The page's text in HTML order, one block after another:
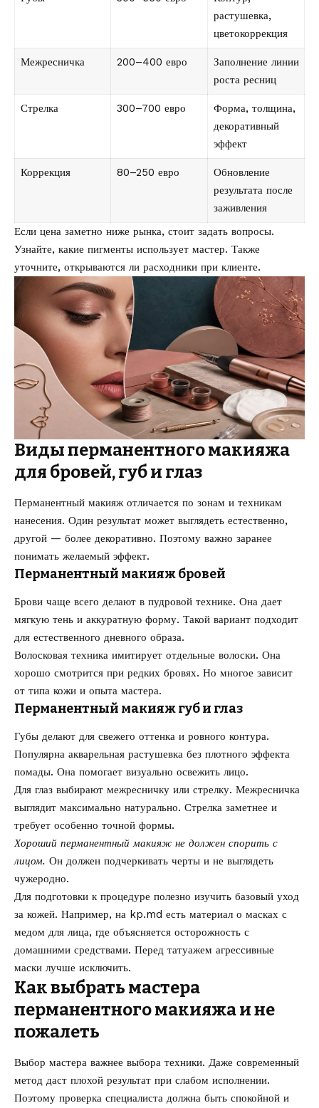
растушевка,
цветокоррекция
Межресничка 200–400 евро
Заполнение линии
роста ресниц
Стрелка 300–700 евро
Форма, толщина,
декоративный
эффект
Коррекция 80–250 евро
Обновление
результата после
заживления
Если цена заметно ниже рынка, стоит задать вопросы.
Узнайте, какие пигменты использует мастер. Также
уточните, открываются ли расходники при клиенте.
Виды перманентного макияжа
для бровей, губ и глаз
Перманентный макияж отличается по зонам и техникам
нанесения. Один результат может выглядеть естественно,
другой — более декоративно. Поэтому важно заранее
понимать желаемый эффект.
Перманентный макияж бровей
Брови чаще всего делают в пудровой технике. Она дает
мягкую тень и аккуратную форму. Такой вариант подходит
для естественного дневного образа.
Волосковая техника имитирует отдельные волоски. Она
хорошо смотрится при редких бровях. Но многое зависит
от типа кожи и опыта мастера.
Перманентный макияж губ и глаз
Губы делают для свежего оттенка и ровного контура.
Популярна акварельная растушевка без плотного эффекта
помады. Она помогает визуально освежить лицо.
Для глаз выбирают межресничку или стрелку. Межресничка
выглядит максимально натурально. Стрелка заметнее и
требует особенно точной формы.
Хороший перманентный макияж не должен спорить с
лицом. Он должен подчеркивать черты и не выглядеть
чужеродно.
Для подготовки к процедуре полезно изучить базовый уход
за кожей. Например, на kp.md есть материал о масках с
медом для лица, где объясняется осторожность с
домашними средствами. Перед татуажем агрессивные
маски лучше исключить.
Как выбрать мастера
перманентного макияжа и не
пожалеть
Выбор мастера важнее выбора техники. Даже современный
метод даст плохой результат при слабом исполнении.
Поэтому проверка специалиста должна быть спокойной и